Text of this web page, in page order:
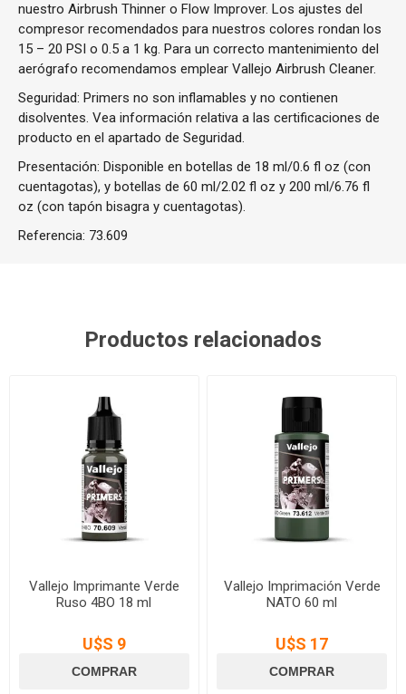
nuestro Airbrush Thinner o Flow Improver. Los ajustes del
compresor recomendados para nuestros colores rondan los
15 – 20 PSI o 0.5 a 1 kg. Para un correcto mantenimiento del
aerógrafo recomendamos emplear Vallejo Airbrush Cleaner.
Seguridad: Primers no son inflamables y no contienen
disolventes. Vea información relativa a las certificaciones de
producto en el apartado de Seguridad.
Presentación: Disponible en botellas de 18 ml/0.6 fl oz (con
cuentagotas), y botellas de 60 ml/2.02 fl oz y 200 ml/6.76 fl
oz (con tapón bisagra y cuentagotas).
Referencia: 73.609
Productos relacionados
Vallejo Imprimante Verde
Ruso 4BO 18 ml
U$S 9
Vallejo Imprimación Verde
NATO 60 ml
U$S 17